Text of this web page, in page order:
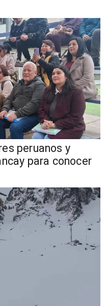
peruanos y
para conocer